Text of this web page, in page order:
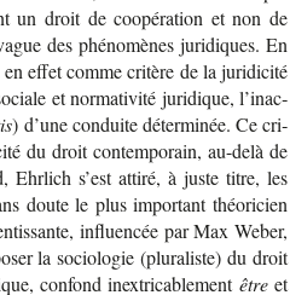
un droit de coopé­ra­tion et non de
des phé­no­mènes juri­diques. En
effet comme cri­tère de la juri­di­cité
et nor­ma­ti­vité juri­dique, l’in­ac­
) d’une conduite déter­mi­née. Ce cri­
du droit contem­po­rain, au-​delà de
Ehr­lich s’est attiré, à juste titre, les
doute le plus impor­tant théo­ri­cien
influen­cée par Max Weber,
la socio­lo­gie (plu­ra­liste) du droit
confond inextricablement êtreet